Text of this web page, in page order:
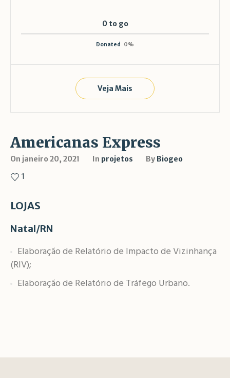
0 to go
Donated 0%
Veja Mais
Americanas Express
On janeiro 20, 2021 In projetos By Biogeo
1
LOJAS
Natal/RN
Elaboração de Relatório de Impacto de Vizinhança
(RIV);
Elaboração de Relatório de Tráfego Urbano.